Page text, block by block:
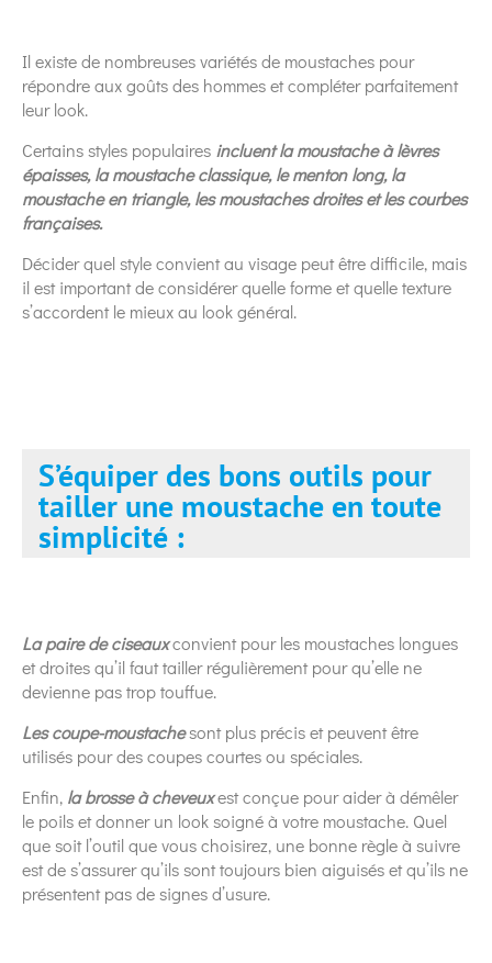
Il existe de nombreuses variétés de moustaches pour
répondre aux goûts des hommes et compléter parfaitement
leur look.
Certains styles populaires incluent la moustache à lèvres
épaisses, la moustache classique, le menton long, la
moustache en triangle, les moustaches droites et les courbes
françaises.
Décider quel style convient au visage peut être difficile, mais
il est important de considérer quelle forme et quelle texture
s’accordent le mieux au look général.
S’équiper des bons outils pour
tailler une moustache en toute
simplicité :
La paire de ciseauxconvient pour les moustaches longues
et droites qu’il faut tailler régulièrement pour qu’elle ne
devienne pas trop touffue.
Les coupe-moustachesont plus précis et peuvent être
utilisés pour des coupes courtes ou spéciales.
Enfin, la brosse à cheveuxest conçue pour aider à démêler
le poils et donner un look soigné à votre moustache. Quel
que soit l’outil que vous choisirez, une bonne règle à suivre
est de s’assurer qu’ils sont toujours bien aiguisés et qu’ils ne
présentent pas de signes d’usure.